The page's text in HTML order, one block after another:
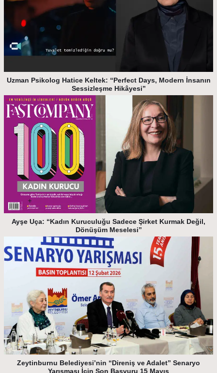
Uzman Psikolog Hatice Keltek: “Perfect Days, Modern İnsanın
Sessizleşme Hikâyesi”
Ayşe Uça: “Kadın Kuruculuğu Sadece Şirket Kurmak Değil,
Dönüşüm Meselesi”
Zeytinburnu Belediyesi’nin “Direniş ve Adalet” Senaryo
Yarışması İçin Son Başvuru 15 Mayıs